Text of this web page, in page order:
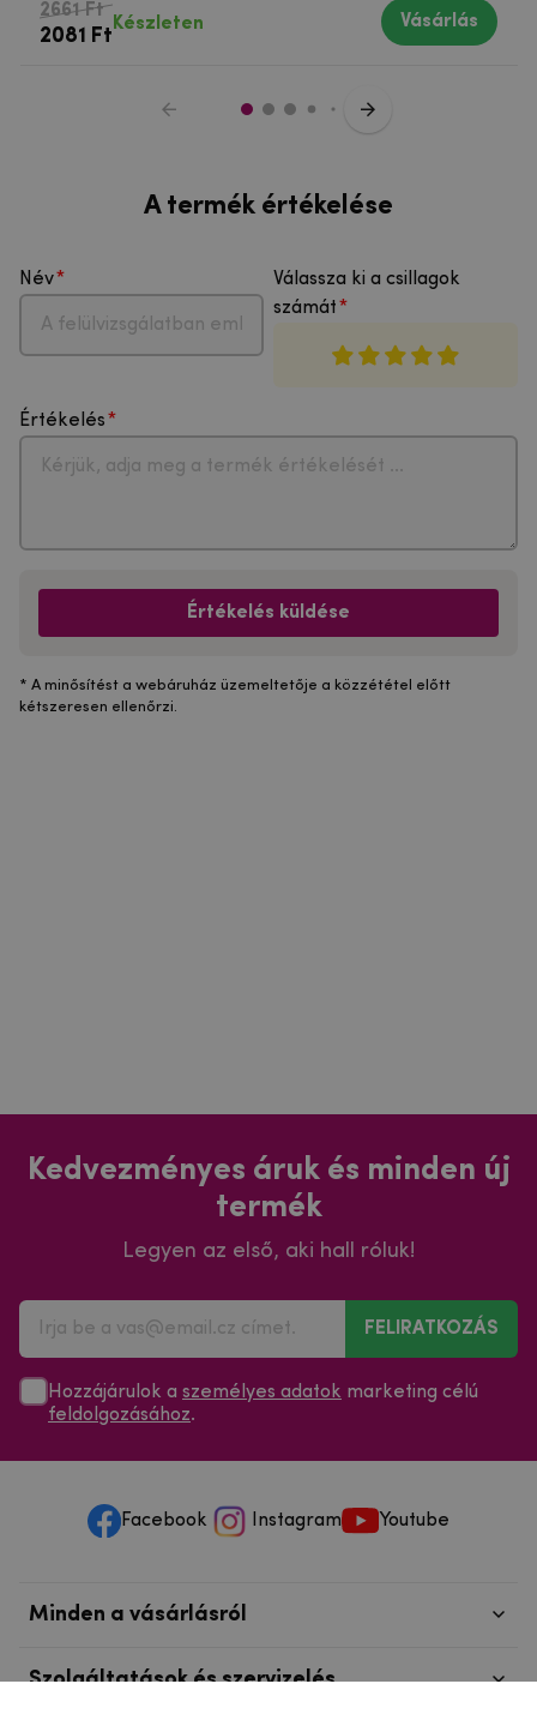
2661 Ft
2081 Ft
Készleten Vásárlás
A termék értékelése
Név
Válassza ki a csillagok
számát
Értékelés
Értékelés küldése
* A minősítést a webáruház üzemeltetője a közzététel előtt
kétszeresen ellenőrzi.
Kedvezményes áruk és minden új
termék
Legyen az első, aki hall róluk!
FELIRATKOZÁS
Hozzájárulok a személyes adatok marketing célú
feldolgozásához.
Facebook Instagram Youtube
Minden a vásárlásról
Szolgáltatások és szervizelés